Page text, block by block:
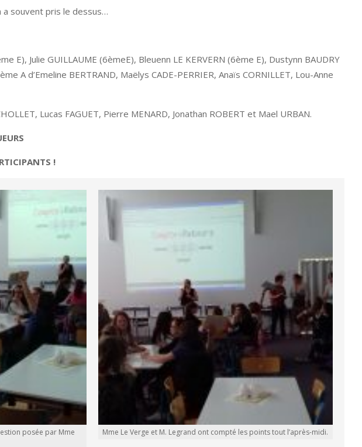
a souvent pris le dessus…
E), Julie GUILLAUME (6èmeE), Bleuenn LE KERVERN (6ème E), Dustynn BAUDRY
A d’Emeline BERTRAND, Maëlys CADE-PERRIER, Anaïs CORNILLET, Lou-Anne
Lucas FAGUET, Pierre MENARD, Jonathan ROBERT et Mael URBAN.
!
posée par Mme
Mme Le Verge et M. Legrand ont compté les points tout l’après-midi.